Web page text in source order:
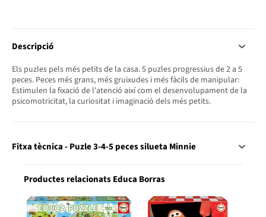
Descripció
Els puzles pels més petits de la casa. 5 puzles progressius de 2 a 5
peces. Peces més grans, més gruixudes i més fàcils de manipular:
Estimulen la fixació de l'atenció així com el desenvolupament de la
psicomotricitat, la curiositat i imaginació dels més petits.
Fitxa tècnica - Puzle 3-4-5 peces silueta Minnie
Productes relacionats Educa Borras